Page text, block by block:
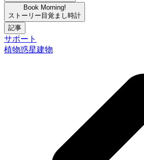
Book Morning!
ストーリー目覚まし時計
記事
サポート
植物惑星建物